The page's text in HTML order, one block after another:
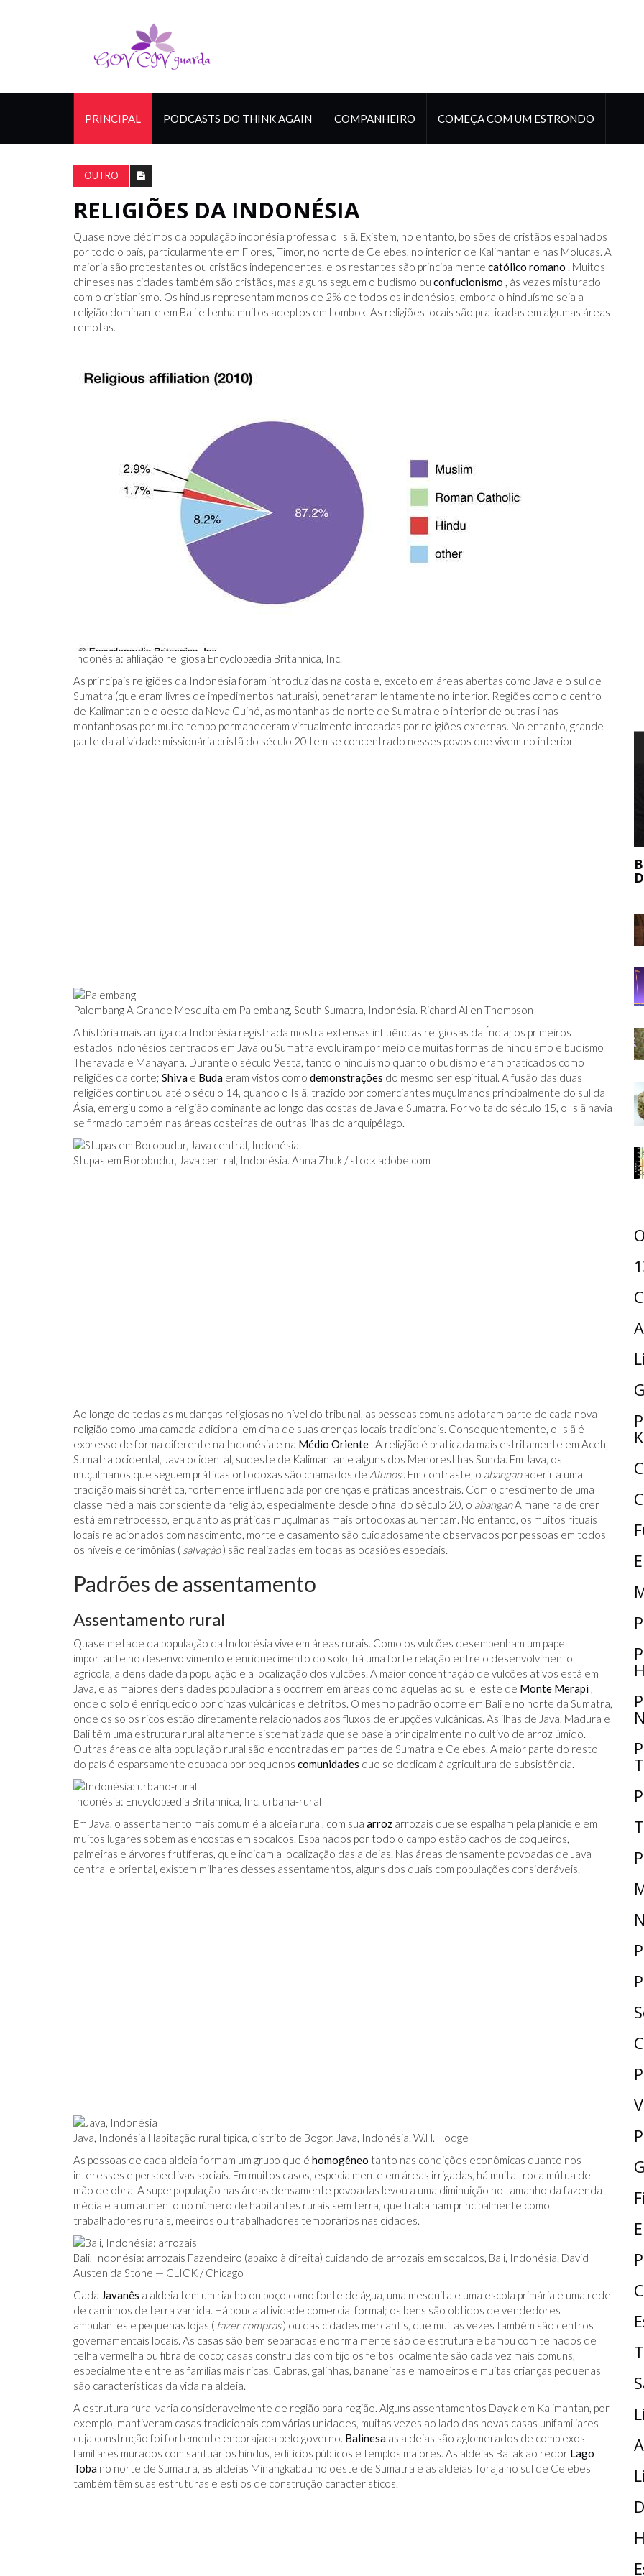
PRINCIPAL PODCASTS DO THINK AGAIN COMPANHEIRO COMEÇA COM UM ESTRONDO
OUTRO
RELIGIÕES DA INDONÉSIA
Quase nove décimos da população indonésia professa o Islã. Existem, no entanto, bolsões de cristãos espalhados
por todo o país, particularmente em Flores, Timor, no norte de Celebes, no interior de Kalimantan e nas Molucas. A
maioria são protestantes ou cristãos independentes, e os restantes são principalmente católico romano . Muitos
chineses nas cidades também são cristãos, mas alguns seguem o budismo ou confucionismo , às vezes misturado
com o cristianismo. Os hindus representam menos de 2% de todos os indonésios, embora o hinduísmo seja a
religião dominante em Bali e tenha muitos adeptos em Lombok. As religiões locais são praticadas em algumas áreas
remotas.
Indonésia: afiliação religiosa Encyclopædia Britannica, Inc.
As principais religiões da Indonésia foram introduzidas na costa e, exceto em áreas abertas como Java e o sul de
Sumatra (que eram livres de impedimentos naturais), penetraram lentamente no interior. Regiões como o centro
de Kalimantan e o oeste da Nova Guiné, as montanhas do norte de Sumatra e o interior de outras ilhas
montanhosas por muito tempo permaneceram virtualmente intocadas por religiões externas. No entanto, grande
parte da atividade missionária cristã do século 20 tem se concentrado nesses povos que vivem no interior.
Palembang A Grande Mesquita em Palembang, South Sumatra, Indonésia. Richard Allen Thompson
A história mais antiga da Indonésia registrada mostra extensas influências religiosas da Índia; os primeiros
estados indonésios centrados em Java ou Sumatra evoluíram por meio de muitas formas de hinduísmo e budismo
Theravada e Mahayana. Durante o século 9esta, tanto o hinduísmo quanto o budismo eram praticados como
religiões da corte; Shiva e Buda eram vistos como demonstrações do mesmo ser espiritual. A fusão das duas
religiões continuou até o século 14, quando o Islã, trazido por comerciantes muçulmanos principalmente do sul da
Ásia, emergiu como a religião dominante ao longo das costas de Java e Sumatra. Por volta do século 15, o Islã havia
se firmado também nas áreas costeiras de outras ilhas do arquipélago.
Stupas em Borobudur, Java central, Indonésia. Anna Zhuk /stock.adobe.com
Ao longo de todas as mudanças religiosas no nível do tribunal, as pessoas comuns adotaram parte de cada nova
religião como uma camada adicional em cima de suas crenças locais tradicionais. Consequentemente, o Islã é
expresso de forma diferente na Indonésia e na Médio Oriente . A religião é praticada mais estritamente em Aceh,
Sumatra ocidental, Java ocidental, sudeste de Kalimantan e alguns dos MenoresIlhas Sunda. Em Java, os
muçulmanos que seguem práticas ortodoxas são chamados de Alunos. Em contraste, o abanganaderir a uma
tradição mais sincrética, fortemente influenciada por crenças e práticas ancestrais. Com o crescimento de uma
classe média mais consciente da religião, especialmente desde o final do século 20, o abanganA maneira de crer
está em retrocesso, enquanto as práticas muçulmanas mais ortodoxas aumentam. No entanto, os muitos rituais
locais relacionados com nascimento, morte e casamento são cuidadosamente observados por pessoas em todos
os níveis e cerimônias ( salvação) são realizadas em todas as ocasiões especiais.
Padrões de assentamento
Assentamento rural
Quase metade da população da Indonésia vive em áreas rurais. Como os vulcões desempenham um papel
importante no desenvolvimento e enriquecimento do solo, há uma forte relação entre o desenvolvimento
agrícola, a densidade da população e a localização dos vulcões. A maior concentração de vulcões ativos está em
Java, e as maiores densidades populacionais ocorrem em áreas como aquelas ao sul e leste de Monte Merapi ,
onde o solo é enriquecido por cinzas vulcânicas e detritos. O mesmo padrão ocorre em Bali e no norte da Sumatra,
onde os solos ricos estão diretamente relacionados aos fluxos de erupções vulcânicas. As ilhas de Java, Madura e
Bali têm uma estrutura rural altamente sistematizada que se baseia principalmente no cultivo de arroz úmido.
Outras áreas de alta população rural são encontradas em partes de Sumatra e Celebes. A maior parte do resto
do país é esparsamente ocupada por pequenos comunidades que se dedicam à agricultura de subsistência.
Indonésia: Encyclopædia Britannica, Inc. urbana-rural
Em Java, o assentamento mais comum é a aldeia rural, com sua arroz arrozais que se espalham pela planície e em
muitos lugares sobem as encostas em socalcos. Espalhados por todo o campo estão cachos de coqueiros,
palmeiras e árvores frutíferas, que indicam a localização das aldeias. Nas áreas densamente povoadas de Java
central e oriental, existem milhares desses assentamentos, alguns dos quais com populações consideráveis.
Java, Indonésia Habitação rural típica, distrito de Bogor, Java, Indonésia. W.H. Hodge
As pessoas de cada aldeia formam um grupo que é homogêneo tanto nas condições econômicas quanto nos
interesses e perspectivas sociais. Em muitos casos, especialmente em áreas irrigadas, há muita troca mútua de
mão de obra. A superpopulação nas áreas densamente povoadas levou a uma diminuição no tamanho da fazenda
média e a um aumento no número de habitantes rurais sem terra, que trabalham principalmente como
trabalhadores rurais, meeiros ou trabalhadores temporários nas cidades.
Bali, Indonésia: arrozais Fazendeiro (abaixo à direita) cuidando de arrozais em socalcos, Bali, Indonésia. David
Austen da Stone — CLICK / Chicago
Cada Javanês a aldeia tem um riacho ou poço como fonte de água, uma mesquita e uma escola primária e uma rede
de caminhos de terra varrida. Há pouca atividade comercial formal; os bens são obtidos de vendedores
ambulantes e pequenas lojas ( fazer compras) ou das cidades mercantis, que muitas vezes também são centros
governamentais locais. As casas são bem separadas e normalmente são de estrutura e bambu com telhados de
telha vermelha ou fibra de coco; casas construídas com tijolos feitos localmente são cada vez mais comuns,
especialmente entre as famílias mais ricas. Cabras, galinhas, bananeiras e mamoeiros e muitas crianças pequenas
são características da vida na aldeia.
A estrutura rural varia consideravelmente de região para região. Alguns assentamentos Dayak em Kalimantan, por
exemplo, mantiveram casas tradicionais com várias unidades, muitas vezes ao lado das novas casas unifamiliares -
cuja construção foi fortemente encorajada pelo governo. Balinesa as aldeias são aglomerados de complexos
familiares murados com santuários hindus, edifícios públicos e templos maiores. As aldeias Batak ao redor Lago
Toba no norte de Sumatra, as aldeias Minangkabau no oeste de Sumatra e as aldeias Toraja no sul de Celebes
também têm suas estruturas e estilos de construção característicos.
NO FACEBOOK O TRUQUE ANTICÂNCER DOS